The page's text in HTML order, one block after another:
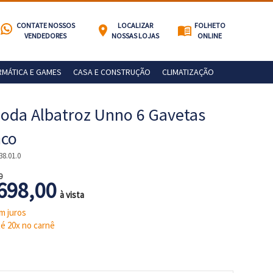
CONTATE NOSSOS
VENDEDORES
location_on
LOCALIZAR
NOSSAS LOJAS
menu_book FOLHETO
ONLINE
E GAMES CASA E CONSTRUÇÃO CLIMATIZAÇÃO
Albatroz Unno 6 Gavetas
à vista
juros
20x no carnê